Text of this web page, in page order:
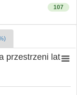
107
przestrzeni lat